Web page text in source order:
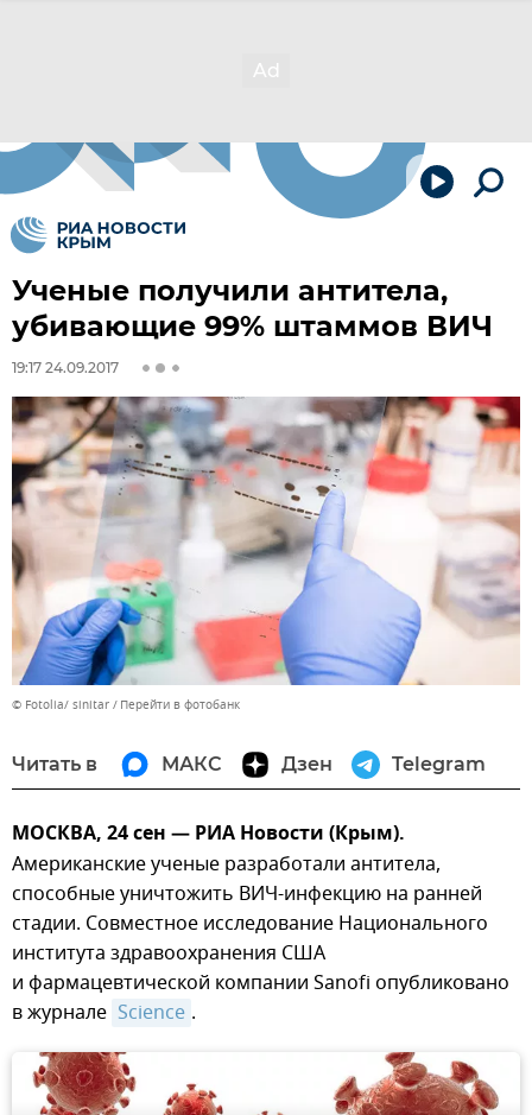
Ученые получили антитела,
убивающие 99% штаммов ВИЧ
19:17 24.09.2017
© Fotolia/ sinitar Перейти в фотобанк
Читать в МАКС Дзен Telegram
МОСКВА, 24 сен — РИА Новости (Крым).
Американские ученые разработали антитела,
способные уничтожить ВИЧ-инфекцию на ранней
стадии. Совместное исследование Национального
института здравоохранения США
и фармацевтической компании Sanofi опубликовано
в журнале Science .